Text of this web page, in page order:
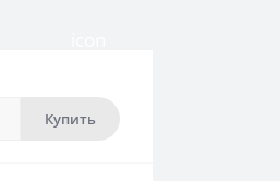
Купить